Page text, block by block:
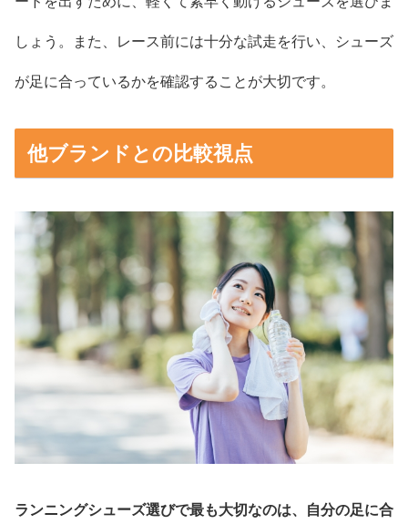
しょう。また、レース前には十分な試走を行い、シューズ
が足に合っているかを確認することが大切です。
他ブランドとの比較視点
ランニングシューズ選びで最も大切なのは、自分の足に合